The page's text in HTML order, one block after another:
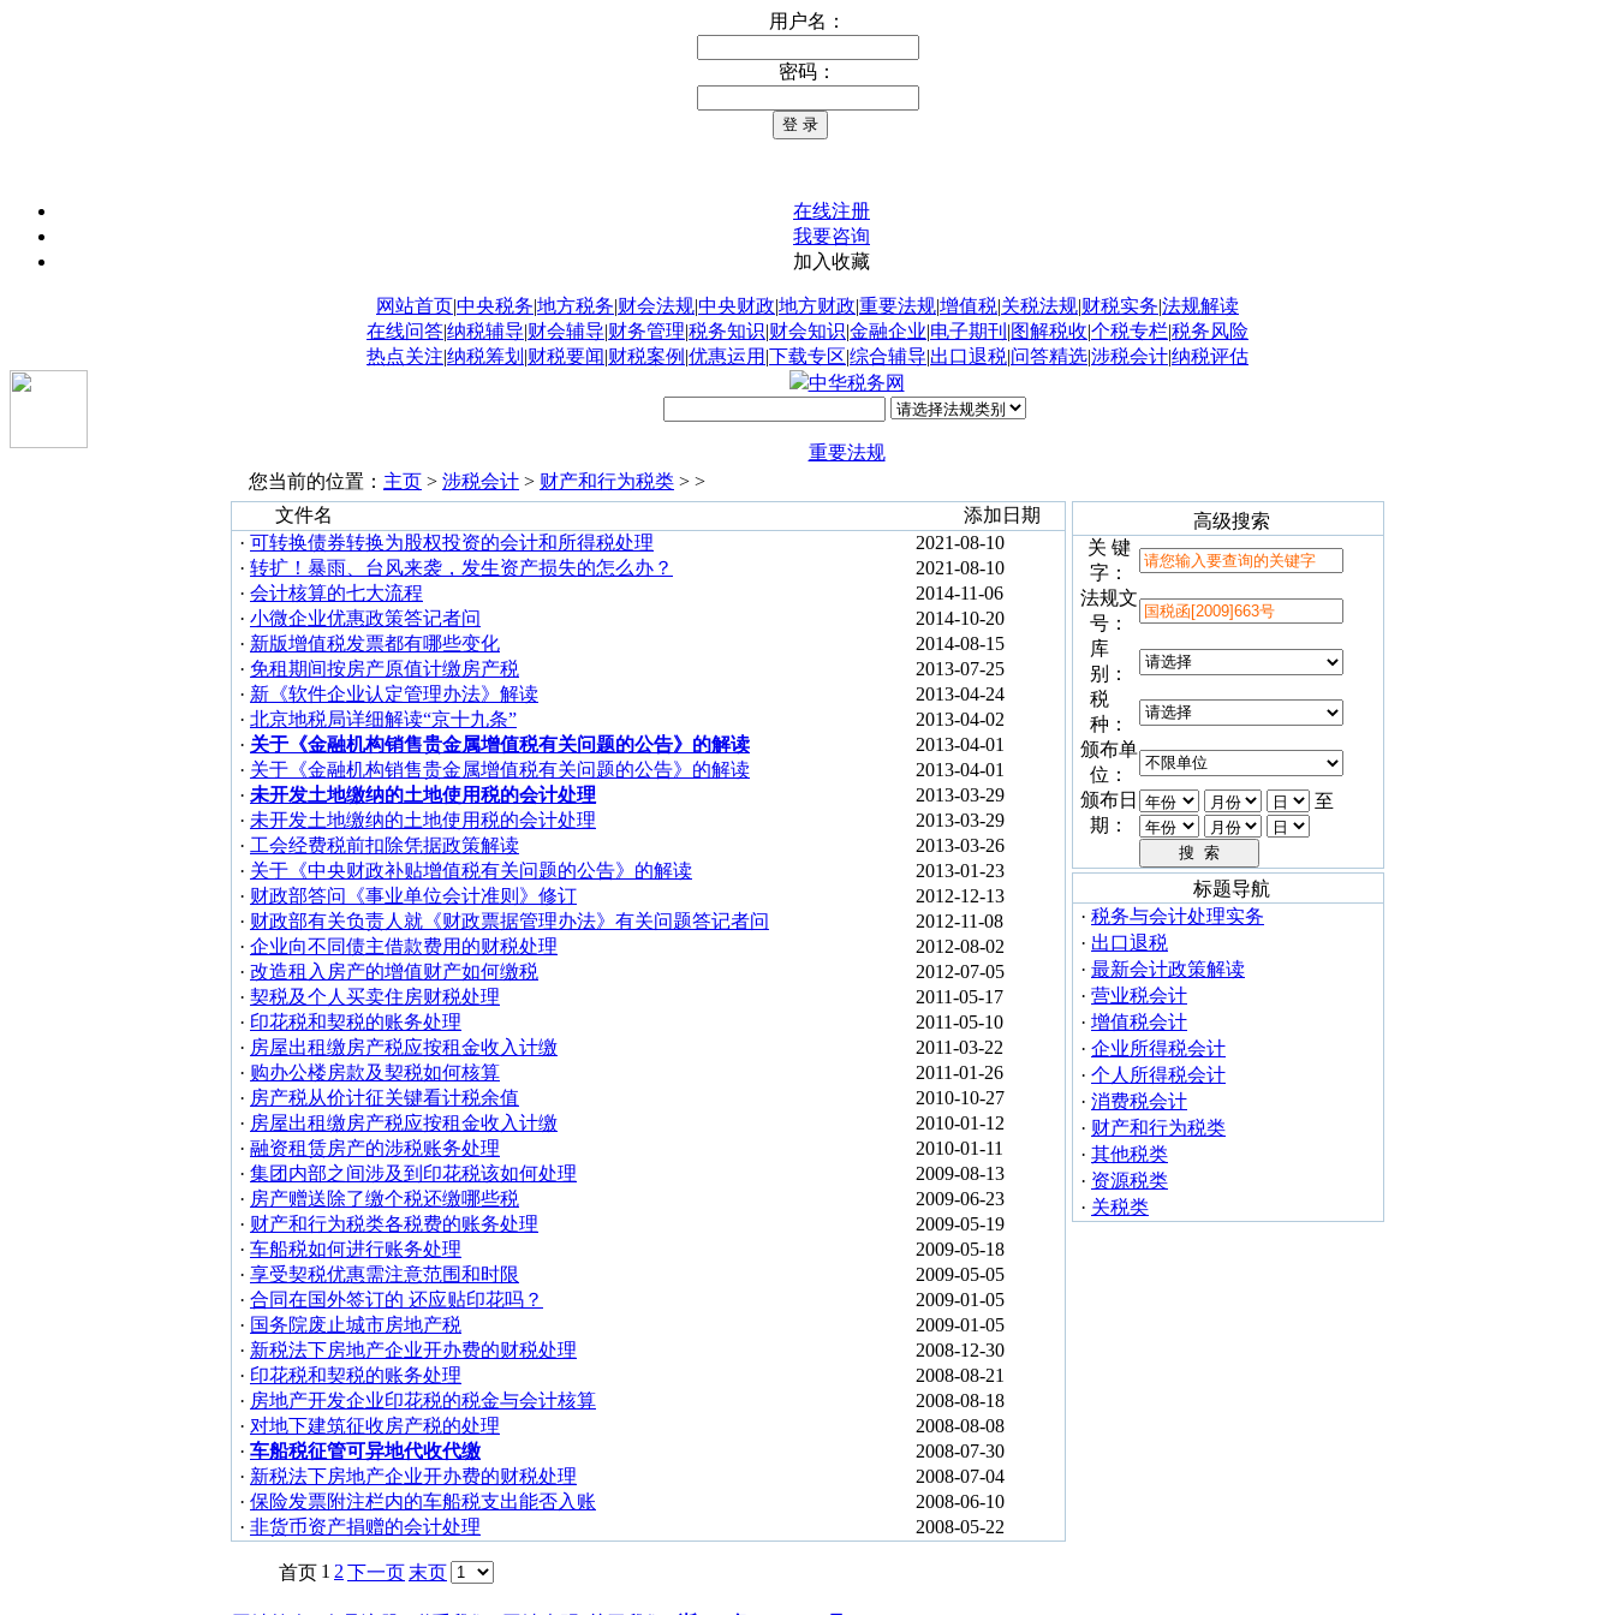
用户名：
密码：
在线注册
我要咨询
加入收藏
网站首页|中央税务|地方税务|财会法规|中央财政|地方财政|重要法规|增值税|关税法规|财税实务|法规解读
在线问答|纳税辅导|财会辅导|财务管理|税务知识|财会知识|金融企业|电子期刊 |图解税收|个税专栏|税务风险
热点关注|纳税筹划 |财税要闻|财税案例 |优惠运用 |下载专区|综合辅导|出口退税|问答精选|涉税会计|纳税评估
中华税务网
重要法规
您当前的位置： 主页 > 涉税会计 > 财产和行为税类 > >
文件名
添加日期
· 可转换债券转换为股权投资的会计和所得税处理
2021-08-10
· 转扩！暴雨、台风来袭，发生资产损失的怎么办？
2021-08-10
· 会计核算的七大流程
2014-11-06
· 小微企业优惠政策答记者问
2014-10-20
· 新版增值税发票都有哪些变化
2014-08-15
· 免租期间按房产原值计缴房产税
2013-07-25
· 新《软件企业认定管理办法》解读
2013-04-24
· 北京地税局详细解读“京十九条”
2013-04-02
· 关于《金融机构销售贵金属增值税有关问题的公告》的解读
2013-04-01
· 关于《金融机构销售贵金属增值税有关问题的公告》的解读
2013-04-01
· 未开发土地缴纳的土地使用税的会计处理
2013-03-29
· 未开发土地缴纳的土地使用税的会计处理
2013-03-29
· 工会经费税前扣除凭据政策解读
2013-03-26
· 关于《中央财政补贴增值税有关问题的公告》的解读
2013-01-23
· 财政部答问《事业单位会计准则》修订
2012-12-13
· 财政部有关负责人就《财政票据管理办法》有关问题答记者问
2012-11-08
· 企业向不同债主借款费用的财税处理
2012-08-02
· 改造租入房产的增值财产如何缴税
2012-07-05
· 契税及个人买卖住房财税处理
2011-05-17
· 印花税和契税的账务处理
2011-05-10
· 房屋出租缴房产税应按租金收入计缴
2011-03-22
· 购办公楼房款及契税如何核算
2011-01-26
· 房产税从价计征关键看计税余值
2010-10-27
· 房屋出租缴房产税应按租金收入计缴
2010-01-12
· 融资租赁房产的涉税账务处理
2010-01-11
· 集团内部之间涉及到印花税该如何处理
2009-08-13
· 房产赠送除了缴个税还缴哪些税
2009-06-23
· 财产和行为税类各税费的账务处理
2009-05-19
· 车船税如何进行账务处理
2009-05-18
· 享受契税优惠需注意范围和时限
2009-05-05
· 合同在国外签订的 还应贴印花吗？
2009-01-05
· 国务院废止城市房地产税
2009-01-05
· 新税法下房地产企业开办费的财税处理
2008-12-30
· 印花税和契税的账务处理
2008-08-21
· 房地产开发企业印花税的税金与会计核算
2008-08-18
· 对地下建筑征收房产税的处理
2008-08-08
· 车船税征管可异地代收代缴
2008-07-30
· 新税法下房地产企业开办费的财税处理
2008-07-04
· 保险发票附注栏内的车船税支出能否入账
2008-06-10
· 非货币资产捐赠的会计处理 2008-05-22
首页 1 2 下一页 末页
高级搜索
关 键
字：
法规文
号：
库
别：
税
种：
颁布单
位：
颁布日
期：
至
标题导航
· 税务与会计处理实务
· 出口退税
· 最新会计政策解读
· 营业税会计
· 增值税会计
· 企业所得税会计
· 个人所得税会计
· 消费税会计
· 财产和行为税类
· 其他税类
· 资源税类
· 关税类